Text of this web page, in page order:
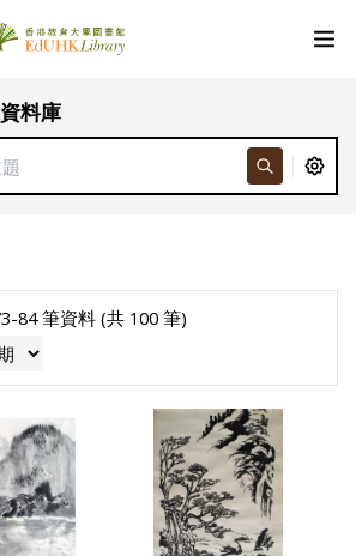
料庫
84 筆資料 (共 100 筆)